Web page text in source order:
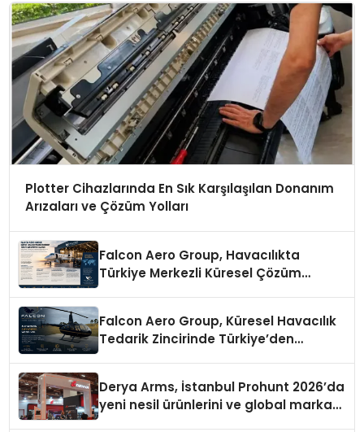
Plotter Cihazlarında En Sık Karşılaşılan Donanım
Arızaları ve Çözüm Yolları
Falcon Aero Group, Havacılıkta
Türkiye Merkezli Küresel Çözüm
Falcon Aero Group, Küresel Havacılık
Tedarik Zincirinde Türkiye’den
Derya Arms, İstanbul Prohunt 2026’da
yeni nesil ürünlerini ve global marka